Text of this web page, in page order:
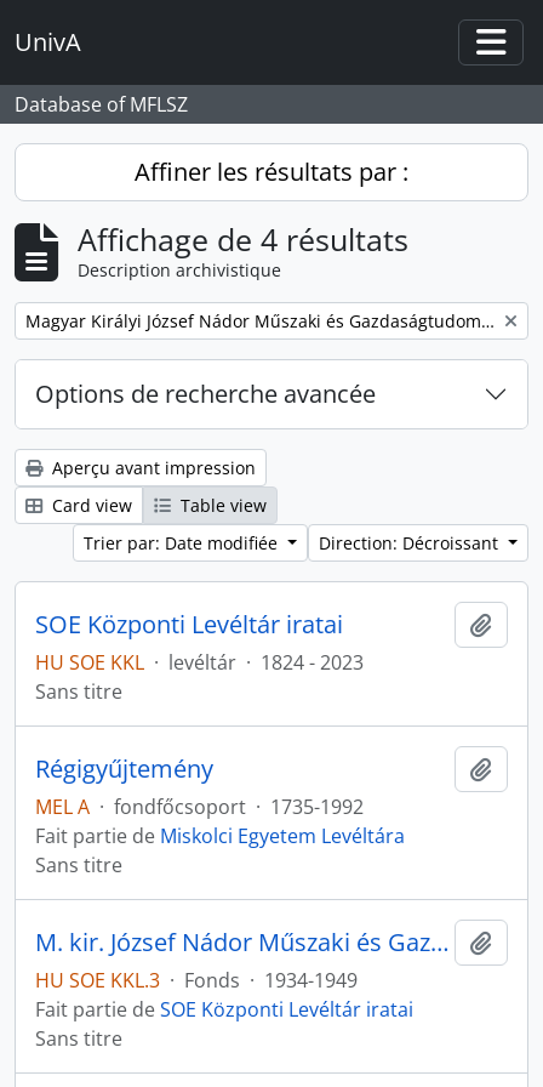
UnivA
Database of MFLSZ
Affiner les résultats par :
Affichage de 4 résultats
Description archivistique
Remove filter: Magyar Királyi József Nádor Műszaki és Gazdaságtudományi Egyetem Bánya-, Kohó- és Erdőmérnöki Kar
Options de recherche avancée
Aperçu avant impression
Card view
Table view
Trier par: Date modifiée
Direction: Décroissant
SOE Központi Levéltár iratai
HU SOE KKL · levéltár · 1824 - 2023
Sans titre
Régigyűjtemény
MEL A · fondfőcsoport · 1735-1992
Fait partie de Miskolci Egyetem Levéltára
Sans titre
M. kir. József Nádor Műszaki és Gazdaságtudományi Egyetem Bánya-, Kohó- és Erdőmérnöki Kar iratai
HU SOE KKL.3 · Fonds · 1934-1949
Fait partie deSOE Központi Levéltár iratai
Sans titre